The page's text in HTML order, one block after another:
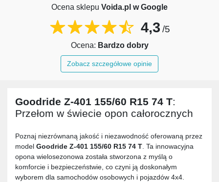
Ocena sklepu Voida.pl w Google
4,3 /5
Ocena: Bardzo dobry
Zobacz szczegółowe opinie
Goodride Z-401 155/60 R15 74 T:
Przełom w świecie opon całorocznych
Poznaj niezrównaną jakość i niezawodność oferowaną przez
model Goodride Z-401 155/60 R15 74 T. Ta innowacyjna
opona wielosezonowa została stworzona z myślą o
komforcie i bezpieczeństwie, co czyni ją doskonałym
wyborem dla samochodów osobowych i pojazdów 4x4.